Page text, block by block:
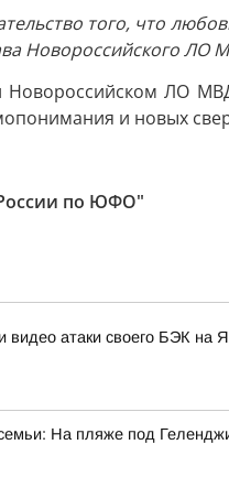
того, что
Новороссийского ЛО
ЛО
и новых
по ЮФО"
видео атаки своего БЭК на
На пляже под